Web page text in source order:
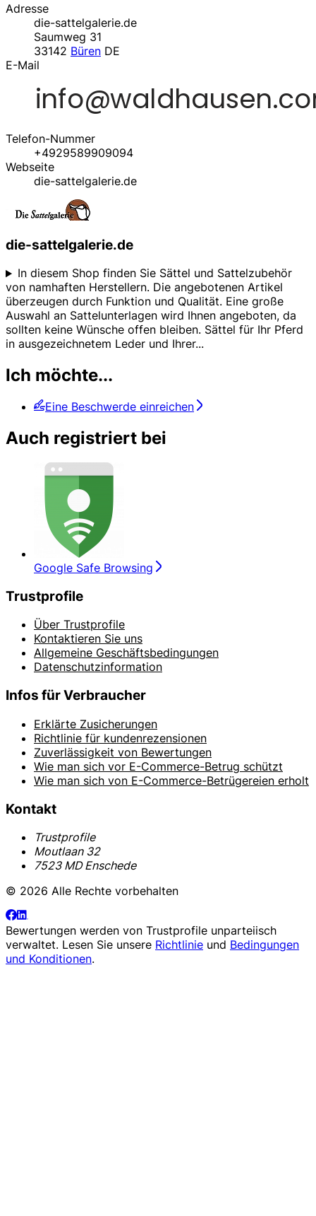
Adresse
die-sattelgalerie.de
Saumweg 31
33142 Büren DE
E-Mail
Telefon-Nummer
+4929589909094
Webseite
die-sattelgalerie.de
die-sattelgalerie.de
In diesem Shop finden Sie Sättel und Sattelzubehör
von namhaften Herstellern. Die angebotenen Artikel
überzeugen durch Funktion und Qualität. Eine große
Auswahl an Sattelunterlagen wird Ihnen angeboten, da
sollten keine Wünsche offen bleiben. Sättel für Ihr Pferd
in ausgezeichnetem Leder und Ihrer...
Ich möchte...
Eine Beschwerde einreichen
Auch registriert bei
Google Safe Browsing
Trustprofile
Über Trustprofile
Kontaktieren Sie uns
Allgemeine Geschäftsbedingungen
Datenschutzinformation
Infos für Verbraucher
Erklärte Zusicherungen
Richtlinie für kundenrezensionen
Zuverlässigkeit von Bewertungen
Wie man sich vor E-Commerce-Betrug schützt
Wie man sich von E-Commerce-Betrügereien erholt
Kontakt
Trustprofile
Moutlaan 32
7523 MD Enschede
© 2026 Alle Rechte vorbehalten
Bewertungen werden von Trustprofile unparteiisch
verwaltet. Lesen Sie unsere Richtlinie und Bedingungen
und Konditionen.